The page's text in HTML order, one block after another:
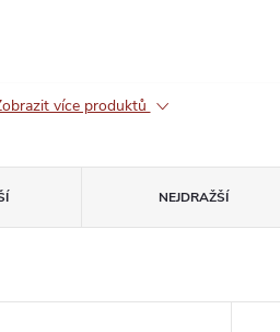
více produktů
NEJDRAŽŠÍ